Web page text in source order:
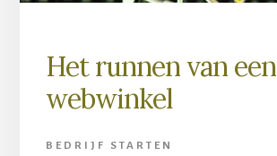
Het runnen van een
webwinkel
BEDRIJF STARTEN